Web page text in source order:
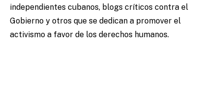
independientes cubanos, blogs críticos contra el
Gobierno y otros que se dedican a promover el
activismo a favor de los derechos humanos.